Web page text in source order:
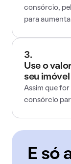
consórcio,
para
3.
Use o
seu imóvel
Assim que
consórcio
E só